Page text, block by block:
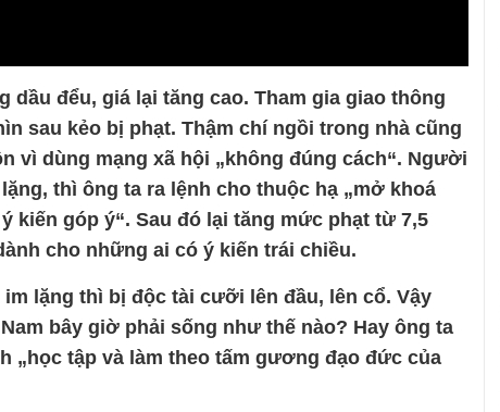
đểu, giá lại tăng cao. Tham gia giao thông
sau kẻo bị phạt. Thậm chí ngồi trong nhà cũng
vì dùng mạng xã hội „không đúng cách“. Người
thì ông ta ra lệnh cho thuộc hạ „mở khoá
kiến góp ý“. Sau đó lại tăng mức phạt từ 7,5
cho những ai có ý kiến trái chiều.
lặng thì bị độc tài cưỡi lên đầu, lên cổ. Vậy
bây giờ phải sống như thế nào? Hay ông ta
„học tập và làm theo tấm gương đạo đức của